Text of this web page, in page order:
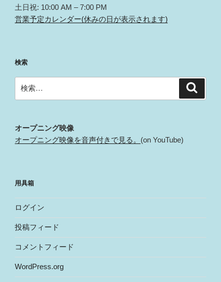
土日祝: 10:00 AM – 7:00 PM
営業予定カレンダー(休みの日が表示されます)
検索
索:
オープニング映像
オープニング映像を音声付きで見る。 (on YouTube)
用具箱
ログイン
投稿フィード
コメントフィード
WordPress.org